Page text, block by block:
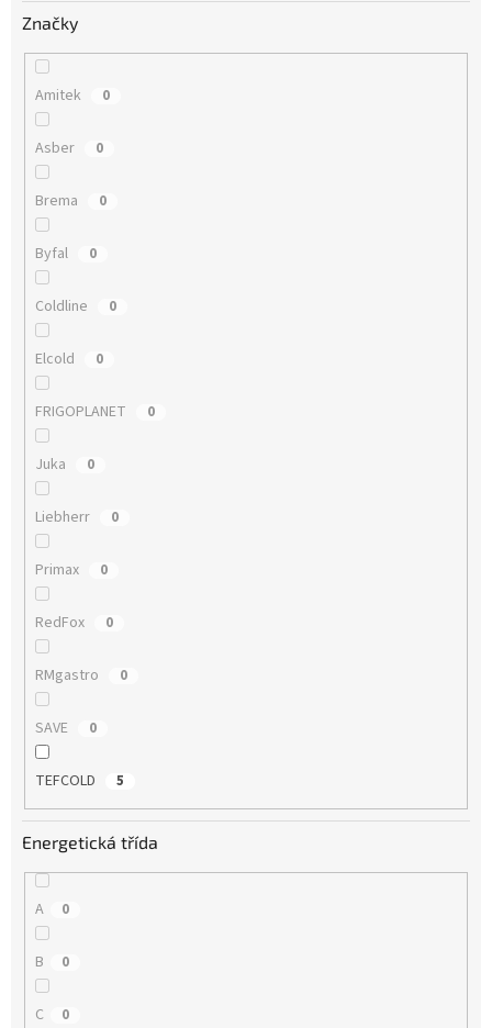
Značky
Amitek 0
Asber 0
Brema 0
Byfal 0
Coldline 0
Elcold 0
FRIGOPLANET 0
Juka 0
Liebherr 0
Primax 0
RedFox 0
RMgastro 0
SAVE 0
TEFCOLD 5
Energetická třída
A 0
B 0
C 0